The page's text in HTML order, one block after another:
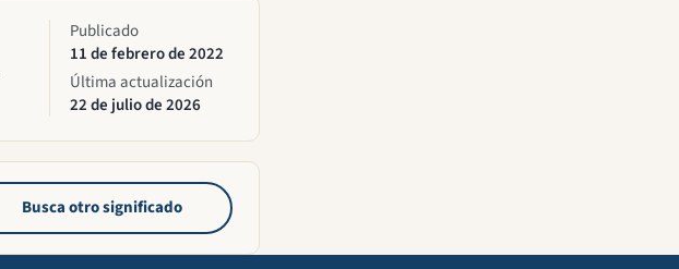
Publicado
11 de febrero de 2022
Última actualización
22 de julio de 2026
Busca otro significado